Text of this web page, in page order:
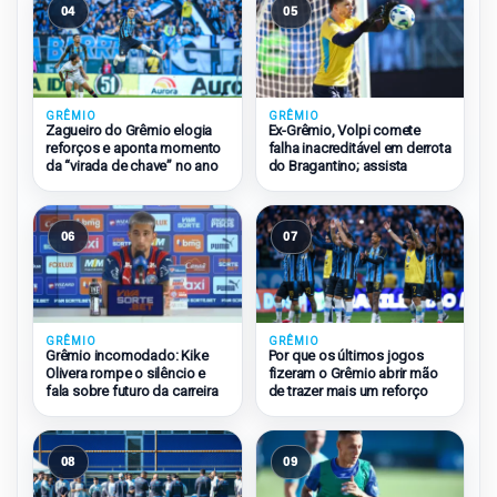
04
GRÊMIO
Zagueiro do Grêmio elogia
reforços e aponta momento
da “virada de chave” no ano
05
GRÊMIO
Ex-Grêmio, Volpi comete
falha inacreditável em derrota
do Bragantino; assista
06
GRÊMIO
Grêmio incomodado: Kike
Olivera rompe o silêncio e
fala sobre futuro da carreira
07
GRÊMIO
Por que os últimos jogos
fizeram o Grêmio abrir mão
de trazer mais um reforço
08 09